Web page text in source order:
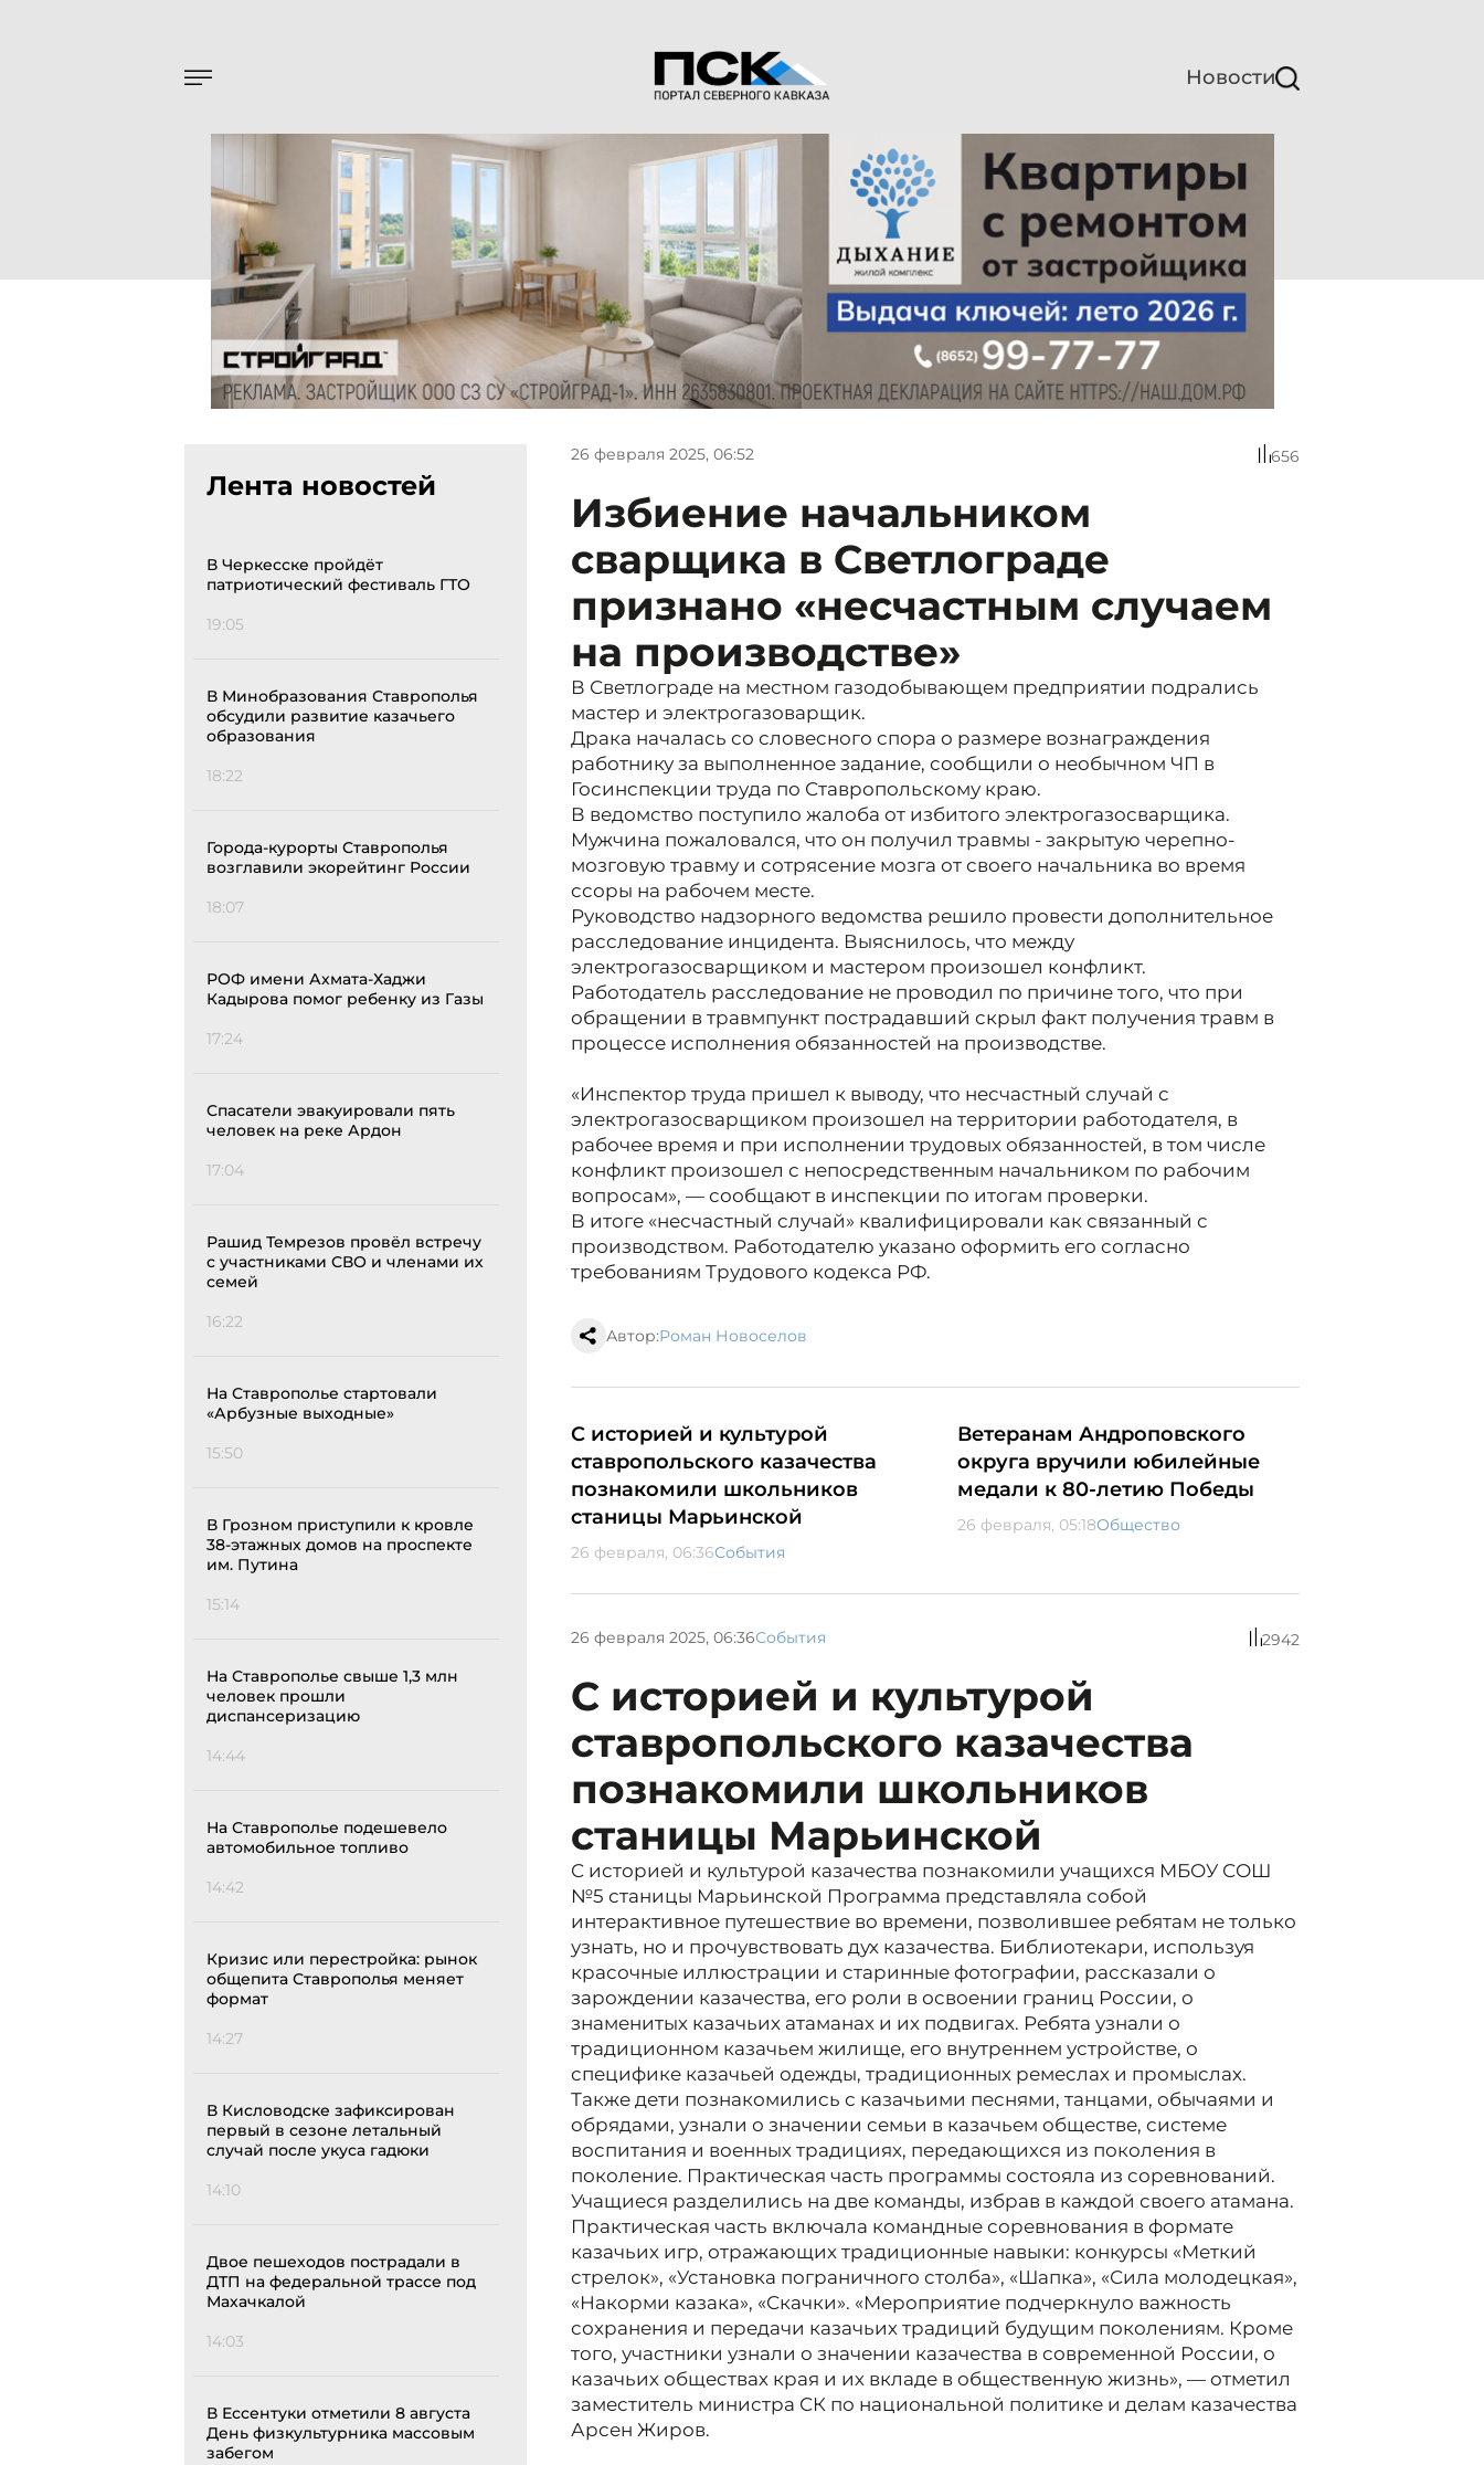
Новости
Лента новостей
В Черкесске пройдёт
патриотический фестиваль ГТО
19:05
В Минобразования Ставрополья
обсудили развитие казачьего
образования
18:22
Города-курорты Ставрополья
возглавили экорейтинг России
18:07
РОФ имени Ахмата-Хаджи
Кадырова помог ребенку из Газы
17:24
Спасатели эвакуировали пять
человек на реке Ардон
17:04
Рашид Темрезов провёл встречу
с участниками СВО и членами их
семей
16:22
На Ставрополье стартовали
«Арбузные выходные»
15:50
В Грозном приступили к кровле
38-этажных домов на проспекте
им. Путина
15:14
На Ставрополье свыше 1,3 млн
человек прошли
диспансеризацию
14:44
На Ставрополье подешевело
автомобильное топливо
14:42
Кризис или перестройка: рынок
общепита Ставрополья меняет
формат
14:27
В Кисловодске зафиксирован
первый в сезоне летальный
случай после укуса гадюки
14:10
Двое пешеходов пострадали в
ДТП на федеральной трассе под
Махачкалой
14:03
В Ессентуки отметили 8 августа
День физкультурника массовым
забегом
26 февраля 2025, 06:52 656
Избиение начальником
сварщика в Светлограде
признано «несчастным случаем
на производстве»
В Светлограде на местном газодобывающем предприятии подрались
мастер и электрогазоварщик.
Драка началась со словесного спора о размере вознаграждения
работнику за выполненное задание, сообщили о необычном ЧП в
Госинспекции труда по Ставропольскому краю.
В ведомство поступило жалоба от избитого электрогазосварщика.
Мужчина пожаловался, что он получил травмы - закрытую черепно-
мозговую травму и сотрясение мозга от своего начальника во время
ссоры на рабочем месте.
Руководство надзорного ведомства решило провести дополнительное
расследование инцидента. Выяснилось, что между
электрогазосварщиком и мастером произошел конфликт.
Работодатель расследование не проводил по причине того, что при
обращении в травмпункт пострадавший скрыл факт получения травм в
процессе исполнения обязанностей на производстве.
«Инспектор труда пришел к выводу, что несчастный случай с
электрогазосварщиком произошел на территории работодателя, в
рабочее время и при исполнении трудовых обязанностей, в том числе
конфликт произошел с непосредственным начальником по рабочим
вопросам», — сообщают в инспекции по итогам проверки.
В итоге «несчастный случай» квалифицировали как связанный с
производством. Работодателю указано оформить его согласно
требованиям Трудового кодекса РФ.
Автор:Роман Новоселов
С историей и культурой
ставропольского казачества
познакомили школьников
станицы Марьинской
26 февраля, 06:36События
Ветеранам Андроповского
округа вручили юбилейные
медали к 80-летию Победы
26 февраля, 05:18Общество
26 февраля 2025, 06:36События 2942
С историей и культурой
ставропольского казачества
познакомили школьников
станицы Марьинской
С историей и культурой казачества познакомили учащихся МБОУ СОШ
№5 станицы Марьинской Программа представляла собой
интерактивное путешествие во времени, позволившее ребятам не только
узнать, но и прочувствовать дух казачества. Библиотекари, используя
красочные иллюстрации и старинные фотографии, рассказали о
зарождении казачества, его роли в освоении границ России, о
знаменитых казачьих атаманах и их подвигах. Ребята узнали о
традиционном казачьем жилище, его внутреннем устройстве, о
специфике казачьей одежды, традиционных ремеслах и промыслах.
Также дети познакомились с казачьими песнями, танцами, обычаями и
обрядами, узнали о значении семьи в казачьем обществе, системе
воспитания и военных традициях, передающихся из поколения в
поколение. Практическая часть программы состояла из соревнований.
Учащиеся разделились на две команды, избрав в каждой своего атамана.
Практическая часть включала командные соревнования в формате
казачьих игр, отражающих традиционные навыки: конкурсы «Меткий
стрелок», «Установка пограничного столба», «Шапка», «Сила молодецкая»,
«Накорми казака», «Скачки». «Мероприятие подчеркнуло важность
сохранения и передачи казачьих традиций будущим поколениям. Кроме
того, участники узнали о значении казачества в современной России, о
казачьих обществах края и их вкладе в общественную жизнь», — отметил
заместитель министра СК по национальной политике и делам казачества
Арсен Жиров.